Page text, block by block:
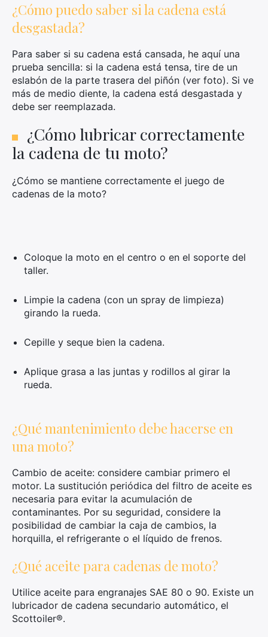
¿Cómo puedo saber si la cadena está
desgastada?
Para saber si su cadena está cansada, he aquí una
prueba sencilla: si la cadena está tensa, tire de un
eslabón de la parte trasera del piñón (ver foto). Si ve
más de medio diente, la cadena está desgastada y
debe ser reemplazada.
¿Cómo lubricar correctamente
la cadena de tu moto?
¿Cómo se mantiene correctamente el juego de
cadenas de la moto?
Coloque la moto en el centro o en el soporte del
taller.
Limpie la cadena (con un spray de limpieza)
girando la rueda.
Cepille y seque bien la cadena.
Aplique grasa a las juntas y rodillos al girar la
rueda.
¿Qué mantenimiento debe hacerse en
una moto?
Cambio de aceite: considere cambiar primero el
motor. La sustitución periódica del filtro de aceite es
necesaria para evitar la acumulación de
contaminantes. Por su seguridad, considere la
posibilidad de cambiar la caja de cambios, la
horquilla, el refrigerante o el líquido de frenos.
¿Qué aceite para cadenas de moto?
Utilice aceite para engranajes SAE 80 o 90. Existe un
lubricador de cadena secundario automático, el
Scottoiler®.